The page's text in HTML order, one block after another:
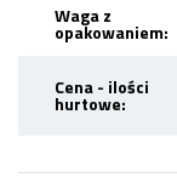
Waga z
opakowaniem:
Cena - ilości
hurtowe: